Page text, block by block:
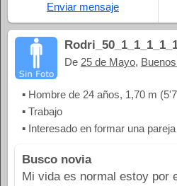
Enviar mensaje
De 25 de Mayo,
▪ Hombre de 24 años, 1,70 m
▪ Trabajo
▪ Interesado en formar una pareja
Busco novia
Mi vida es normal estoy por